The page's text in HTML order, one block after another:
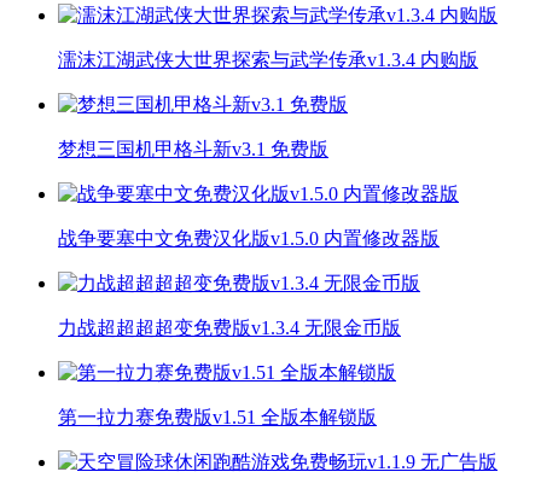
濡沫江湖武侠大世界探索与武学传承v1.3.4 内购版
梦想三国机甲格斗新v3.1 免费版
战争要塞中文免费汉化版v1.5.0 内置修改器版
力战超超超超变免费版v1.3.4 无限金币版
第一拉力赛免费版v1.51 全版本解锁版